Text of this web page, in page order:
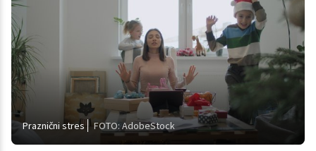
Praznični stres FOTO: AdobeStock